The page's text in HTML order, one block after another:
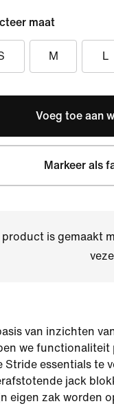
maat
M L
Voeg toe aan
Markeer als
product is gemaakt
van inzichten
we functionaliteit
Stride essentials te
jack
eigen zak worden